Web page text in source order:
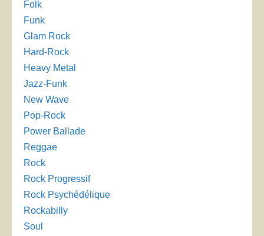
Folk
Funk
Glam Rock
Hard-Rock
Heavy Metal
Jazz-Funk
New Wave
Pop-Rock
Power Ballade
Reggae
Rock
Rock Progressif
Rock Psychédélique
Rockabilly
Soul